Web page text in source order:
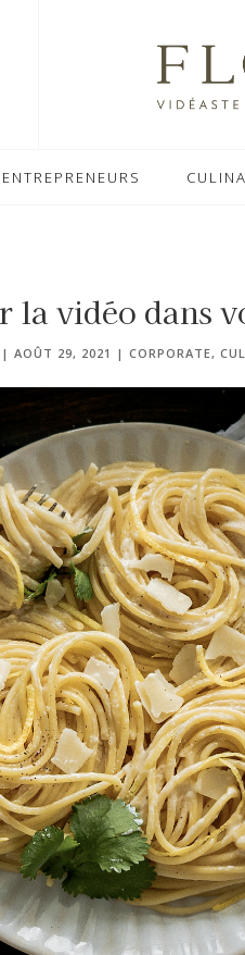
ENTREPRENEURS
la vidéo dans
|AOÛT 29, 2021 |CORPORATE,